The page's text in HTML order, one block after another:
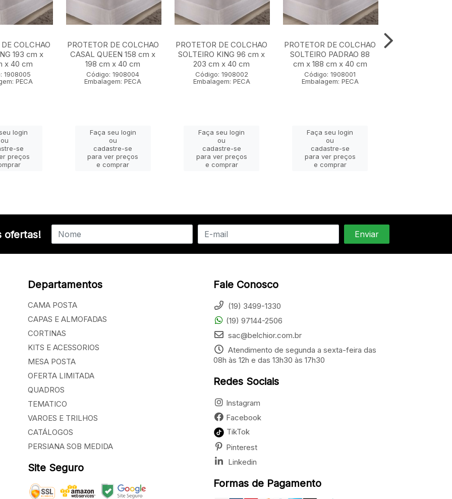
COLCHAO
193 cm x
x 40 cm
1908005
PECA
login
ou
se
preços
PROTETOR DE COLCHAO
CASAL QUEEN 158 cm x
198 cm x 40 cm
Código: 1908004
Embalagem: PECA
Faça seu login
ou
cadastre-se
para ver preços
e comprar
PROTETOR DE COLCHAO
SOLTEIRO KING 96 cm x
203 cm x 40 cm
Código: 1908002
Embalagem: PECA
Faça seu login
ou
cadastre-se
para ver preços
e comprar
PROTETOR DE COLCHAO
SOLTEIRO PADRAO 88
cm x 188 cm x 40 cm
Código: 1908001
Embalagem: PECA
Faça seu login
ou
cadastre-se
para ver preços
e comprar
ofertas!
Departamentos
CAMA POSTA
CAPAS E ALMOFADAS
CORTINAS
KITS E ACESSORIOS
MESA POSTA
OFERTA LIMITADA
QUADROS
TEMATICO
VAROES E TRILHOS
CATÁLOGOS
PERSIANA SOB MEDIDA
Site Seguro
Fale Conosco
(19) 3499-1330
(19) 97144-2506
sac@belchior.com.br
Atendimento de segunda a sexta-feira das
08h às 12h e das 13h30 às 17h30
Redes Sociais
Instagram
Facebook
TikTok
Pinterest
Linkedin
Formas de Pagamento